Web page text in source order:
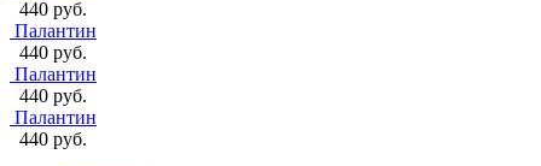
440 руб.
Палантин
440 руб.
Палантин
440 руб.
Палантин
440 руб.